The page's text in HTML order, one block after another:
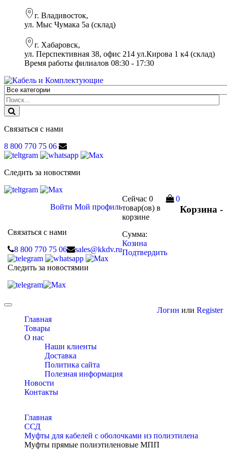
г. Владивосток,
ул. Мыс Чумака 5а (склад)
г. Хабаровск,
ул. Перспективная 38, офис 214 ул.Кирова 1 к4 (склад)
Время работы филиалов 08:30 - 17:30
Связаться с нами
8 800 770 75 06
Следить за новостями
Корзина -
0
Сейчас 0
товар(ов) в
корзине
Сумма:
Козина
Подтвердить
Войти Мой профиль
Связаться с нами
8 800 770 75 06
sales@kkdv.ru
Следить за новостямии
Toggle
navigationГлавная
Товары
О нас
Наши клиенты
Доставка
Политика сайта
Полезная информация
Новости
Контакты
Логин или Register
Главная
ССД
Муфты для кабелей с оболочками из полиэтилена
Муфты прямые полиэтиленовые МПП